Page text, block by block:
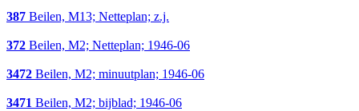
387 Beilen, M13; Netteplan; z.j.
372 Beilen, M2; Netteplan; 1946-06
3472 Beilen, M2; minuutplan; 1946-06
3471 Beilen, M2; bijblad; 1946-06